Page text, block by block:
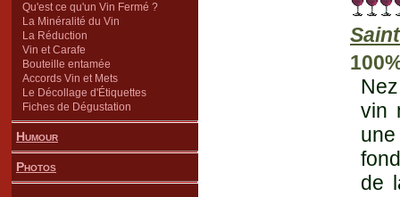
Qu'est ce qu'un Vin Fermé ?
La Minéralité du Vin
La Réduction
Vin et Carafe
Bouteille entamée
Accords Vin et Mets
Le Décollage d'Étiquettes
Fiches de Dégustation
Humour
Photos
vin
de